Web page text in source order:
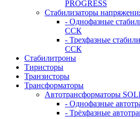
PROGRESS
Стабилизаторы
- Однофазные
ССК
- Трехфазные
ССК
Стабилитроны
Тиристоры
Транзисторы
Трансформаторы
Автотрансформаторы
- Однофазные
- Трёхфазные